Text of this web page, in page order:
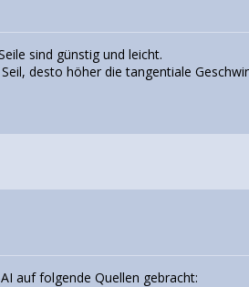
sind günstig und leicht.
desto höher die tangentiale
auf folgende Quellen gebracht: